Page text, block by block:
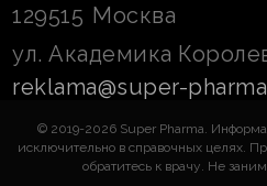
129515 Москва
ул. Академика
reklama@super-
© 2019-2026 Super Pharma.
исключительно в справочных целях.
обратитесь к врачу. Не